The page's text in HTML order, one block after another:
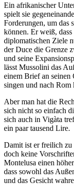
Ein afrikanischer
spielt sie
Forderungen, um das
können. Er weiß,
diplomatischen Ziele
der Duce die Grenze
und seine
lässt Mussolini das
einem Brief an seinen
singen und nach Rom
Aber man hat die
sich nicht so einfach
sich auch in Vigàta
ein paar tausend Lire.
Damit ist er freilich zu
doch keine
Montelusa einen
dass sowohl das
und das Gesicht